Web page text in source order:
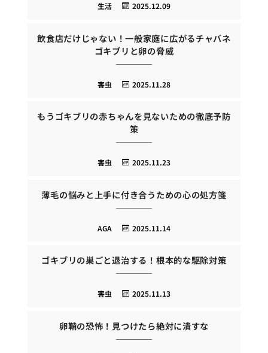
2025.12.09
生活
飲食店だけじゃない！一般家庭に広がるチャバネ
ゴキブリと卵の脅威
2025.11.28
害虫
もうゴキブリの赤ちゃんを見ないための徹底予防
策
2025.11.23
害虫
薄毛の悩みと上手に付き合うための心の処方箋
2025.11.14
AGA
ゴキブリの巣ごと退治する！根本的な駆除対策
2025.11.13
害虫
卵鞘の恐怖！見つけたら絶対に潰すな